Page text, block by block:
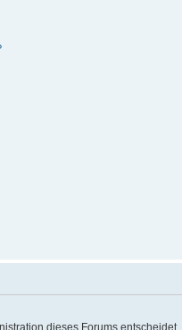
dieses Forums